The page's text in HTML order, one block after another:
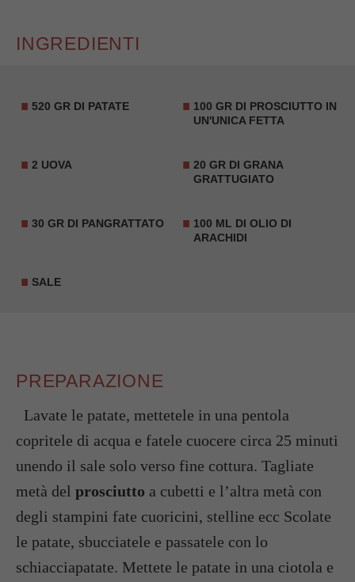
INGREDIENTI
520 GR DI PATATE
100 GR DI PROSCIUTTO IN
UN'UNICA FETTA
2 UOVA
20 GR DI GRANA
GRATTUGIATO
30 GR DI PANGRATTATO
100 ML DI OLIO DI
ARACHIDI
SALE
PREPARAZIONE
Lavate le patate, mettetele in una pentola
copritele di acqua e fatele cuocere circa 25 minuti
unendo il sale solo verso fine cottura. Tagliate
metà del prosciutto a cubetti e l’altra metà con
degli stampini fate cuoricini, stelline ecc Scolate
le patate, sbucciatele e passatele con lo
schiacciapatate. Mettete le patate in una ciotola e